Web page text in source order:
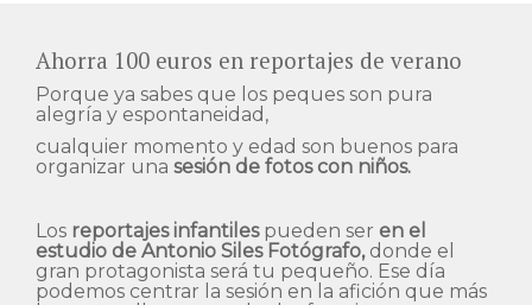
Ahorra 100 euros en reportajes de verano
Porque ya sabes que los peques son pura
alegría y espontaneidad,
cualquier momento y edad son buenos para
organizar una sesión de fotos con niños.
Los reportajes infantilespueden ser en el
estudio de Antonio Siles Fotógrafo,donde el
gran protagonista será tu pequeño. Ese día
podemos centrar la sesión en la afición que más